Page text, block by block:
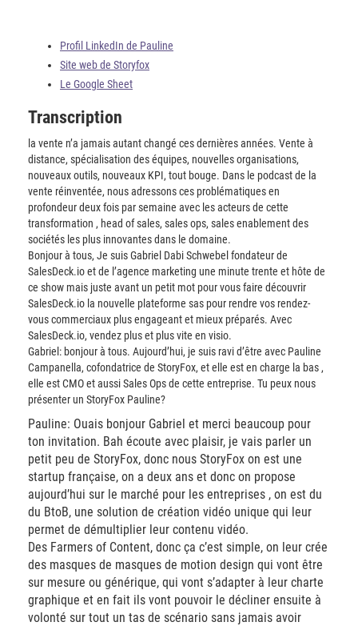
Profil LinkedIn de Pauline
Site web de Storyfox
Le Google Sheet
Transcription
la vente n’a jamais autant changé ces dernières années. Vente à
distance, spécialisation des équipes, nouvelles organisations,
nouveaux outils, nouveaux KPI, tout bouge. Dans le podcast de la
vente réinventée, nous adressons ces problématiques en
profondeur deux fois par semaine avec les acteurs de cette
transformation , head of sales, sales ops, sales enablement des
sociétés les plus innovantes dans le domaine.
Bonjour à tous, Je suis Gabriel Dabi Schwebel fondateur de
SalesDeck.io et de l’agence marketing une minute trente et hôte de
ce show mais juste avant un petit mot pour vous faire découvrir
SalesDeck.io la nouvelle plateforme sas pour rendre vos rendez-
vous commerciaux plus engageant et mieux préparés. Avec
SalesDeck.io, vendez plus et plus vite en visio.
Gabriel: bonjour à tous. Aujourd’hui, je suis ravi d’être avec Pauline
Campanella, cofondatrice de StoryFox, et elle est en charge la bas ,
elle est CMO et aussi Sales Ops de cette entreprise. Tu peux nous
présenter un StoryFox Pauline?
Pauline: Ouais bonjour Gabriel et merci beaucoup pour
ton invitation. Bah écoute avec plaisir, je vais parler un
petit peu de StoryFox, donc nous StoryFox on est une
startup française, on a deux ans et donc on propose
aujourd’hui sur le marché pour les entreprises , on est du
du BtoB, une solution de création vidéo unique qui leur
permet de démultiplier leur contenu vidéo.
Des Farmers of Content, donc ça c’est simple, on leur crée
des masques de masques de motion design qui vont être
sur mesure ou générique, qui vont s’adapter à leur charte
graphique et en fait ils vont pouvoir le décliner ensuite à
volonté sur tout un tas de scénario sans jamais avoir